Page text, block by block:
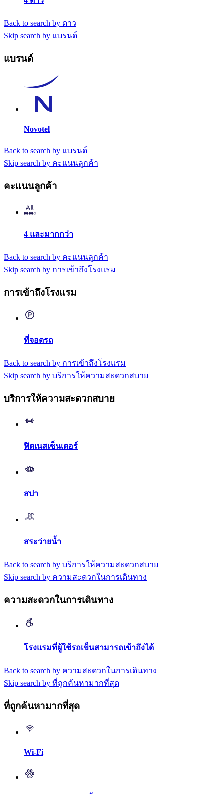
Back to search by ดาว
Skip search by แบรนด์
แบรนด์
Novotel
Back to search by แบรนด์
Skip search by คะแนนลูกค้า
คะแนนลูกค้า
4 และมากกว่า
Back to search by คะแนนลูกค้า
Skip search by การเข้าถึงโรงแรม
การเข้าถึงโรงแรม
ที่จอดรถ
Back to search by การเข้าถึงโรงแรม
Skip search by บริการให้ความสะดวกสบาย
บริการให้ความสะดวกสบาย
ฟิตเนสเซ็นเตอร์
สปา
สระว่ายน้ำ
Back to search by บริการให้ความสะดวกสบาย
Skip search by ความสะดวกในการเดินทาง
ความสะดวกในการเดินทาง
โรงแรมที่ผู้ใช้รถเข็นสามารถเข้าถึงได้
Back to search by ความสะดวกในการเดินทาง
Skip search by ที่ถูกค้นหามากที่สุด
ที่ถูกค้นหามากที่สุด
Wi-Fi